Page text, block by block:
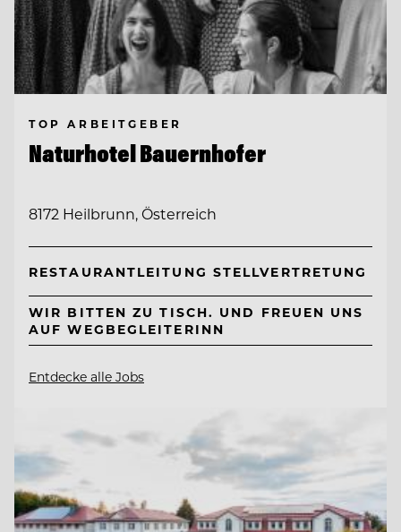
TOP ARBEITGEBER
Naturhotel Bauernhofer
8172 Heilbrunn, Österreich
RESTAURANTLEITUNG STELLVERTRETUNG
WIR BITTEN ZU TISCH. UND FREUEN UNS
AUF WEGBEGLEITERINN
Entdecke alle Jobs